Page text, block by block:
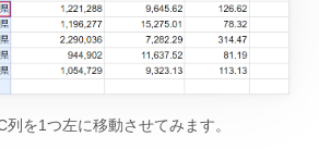
を1つ左に移動させてみます。